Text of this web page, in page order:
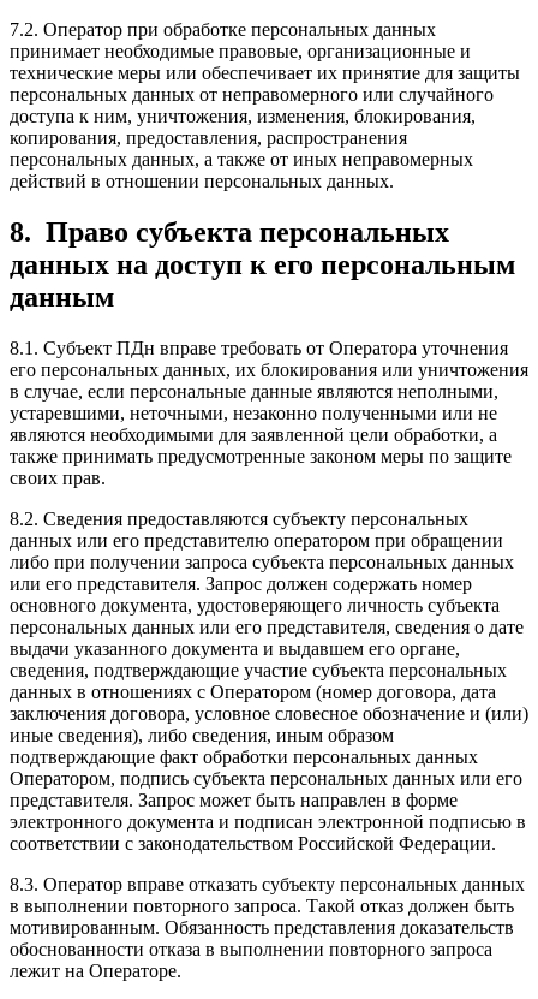
7.2. Оператор при обработке персональных данных
принимает необходимые правовые, организационные и
технические меры или обеспечивает их принятие для защиты
персональных данных от неправомерного или случайного
доступа к ним, уничтожения, изменения, блокирования,
копирования, предоставления, распространения
персональных данных, а также от иных неправомерных
действий в отношении персональных данных.
8. Право субъекта персональных
данных на доступ к его персональным
данным
8.1. Субъект ПДн вправе требовать от Оператора уточнения
его персональных данных, их блокирования или уничтожения
в случае, если персональные данные являются неполными,
устаревшими, неточными, незаконно полученными или не
являются необходимыми для заявленной цели обработки, а
также принимать предусмотренные законом меры по защите
своих прав.
8.2. Сведения предоставляются субъекту персональных
данных или его представителю оператором при обращении
либо при получении запроса субъекта персональных данных
или его представителя. Запрос должен содержать номер
основного документа, удостоверяющего личность субъекта
персональных данных или его представителя, сведения о дате
выдачи указанного документа и выдавшем его органе,
сведения, подтверждающие участие субъекта персональных
данных в отношениях с Оператором (номер договора, дата
заключения договора, условное словесное обозначение и (или)
иные сведения), либо сведения, иным образом
подтверждающие факт обработки персональных данных
Оператором, подпись субъекта персональных данных или его
представителя. Запрос может быть направлен в форме
электронного документа и подписан электронной подписью в
соответствии с законодательством Российской Федерации.
8.3. Оператор вправе отказать субъекту персональных данных
в выполнении повторного запроса. Такой отказ должен быть
мотивированным. Обязанность представления доказательств
обоснованности отказа в выполнении повторного запроса
лежит на Операторе.